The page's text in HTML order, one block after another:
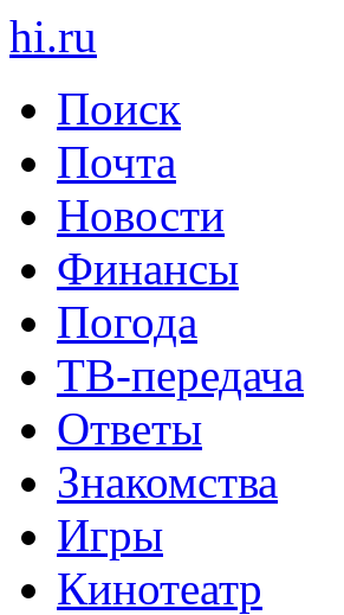
hi.ru
Поиск
Почта
Новости
Финансы
Погода
ТВ-передача
Ответы
Знакомства
Игры
Кинотеатр